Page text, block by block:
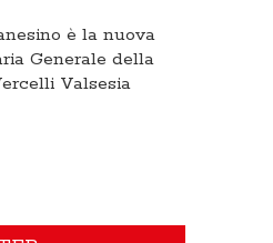
è la nuova
Generale della
Valsesia